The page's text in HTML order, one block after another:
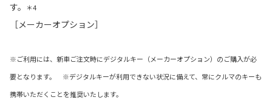
す。
＊4
［メーカーオプション］
※ご利用には、新車ご注文時にデジタルキー（メーカーオプション）のご購入が必
要となります。 ※デジタルキーが利用できない状況に備えて、常にクルマのキーも
携帯いただくことを推奨いたします。